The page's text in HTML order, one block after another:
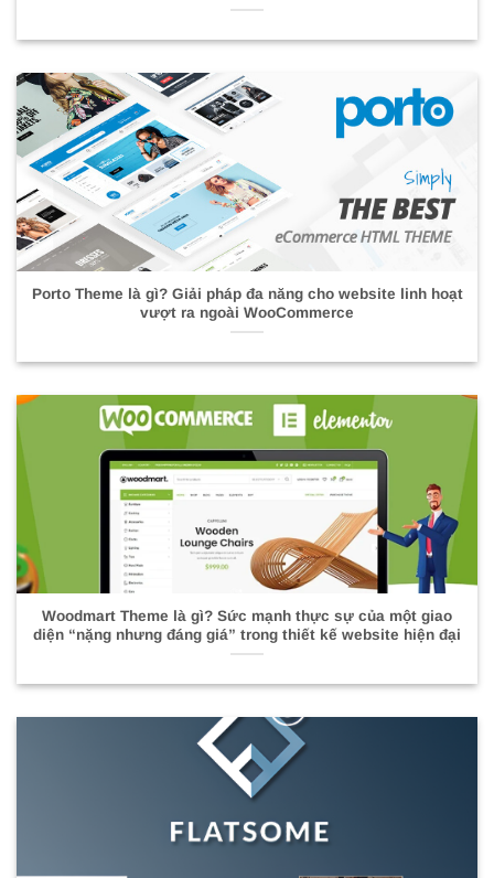
Porto Theme là gì? Giải pháp đa năng cho website linh hoạt
vượt ra ngoài WooCommerce
Woodmart Theme là gì? Sức mạnh thực sự của một giao
diện “nặng nhưng đáng giá” trong thiết kế website hiện đại